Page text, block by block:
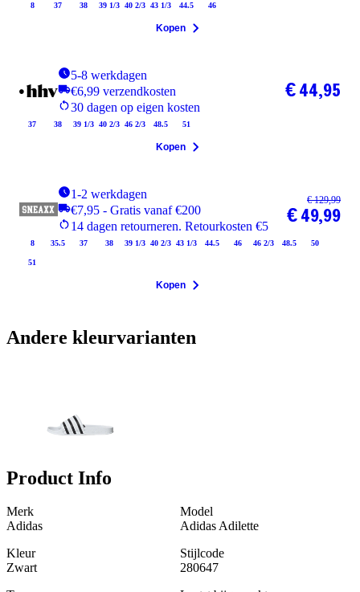
8 37 38 39 1/3 40 2/3 43 1/3 44.5 46
Kopen
5-8 werkdagen
€6,99 verzendkosten
30 dagen op eigen kosten
37 38 39 1/3 40 2/3 46 2/3 48.5 51
€ 44,95
Kopen
1-2 werkdagen
€7,95 - Gratis vanaf €200
14 dagen retourneren. Retourkosten €5
8 35.5 37 38 39 1/3 40 2/3 43 1/3 44.5 46 46 2/3 48.5 50
51
€ 129,99
€ 49,99
Kopen
Andere kleurvarianten
Product Info
Merk
Adidas
Model
Adidas Adilette
Kleur
Zwart
Stijlcode
280647